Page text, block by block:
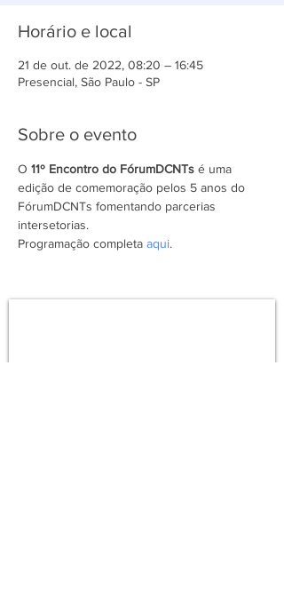
Horário e local
21 de out. de 2022, 08:20 – 16:45
Presencial, São Paulo - SP
Sobre o evento
O 11º Encontro do FórumDCNTs é uma
edição de comemoração pelos 5 anos do
FórumDCNTs fomentando parcerias
intersetorias.
Programação completa aqui.